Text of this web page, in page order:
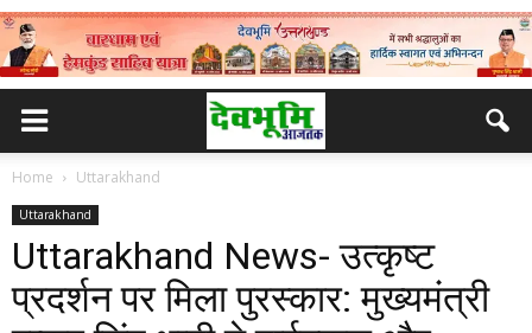
Home Uttarakhand
Uttarakhand
Uttarakhand News- उत्कृष्ट
प्रदर्शन पर मिला पुरस्कार: मुख्यमंत्री